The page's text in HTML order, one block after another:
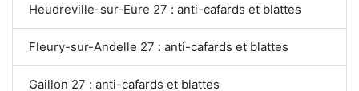
Heudreville-sur-Eure 27 : anti-cafards et blattes
Fleury-sur-Andelle 27 : anti-cafards et blattes
Gaillon 27 : anti-cafards et blattes